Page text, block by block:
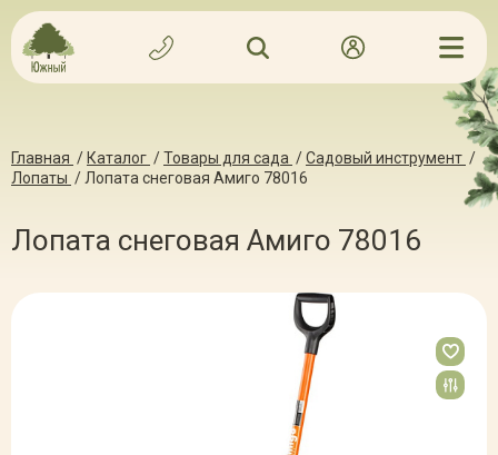
Главная / Каталог /Товары для сада /Садовый инструмент /
Лопаты / Лопата снеговая Амиго 78016
Лопата снеговая Амиго 78016